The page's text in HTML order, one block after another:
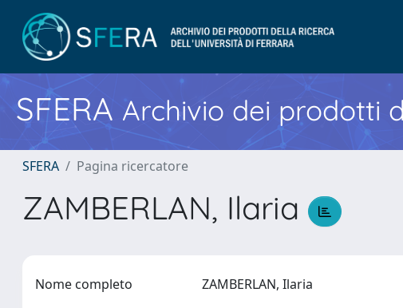
SFERA Archivio dei prodotti
SFERA Pagina ricercatore
ZAMBERLAN, Ilaria
Nome completo ZAMBERLAN, Ilaria